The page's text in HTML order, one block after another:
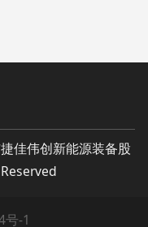
佳伟创新能源装备股
号-1